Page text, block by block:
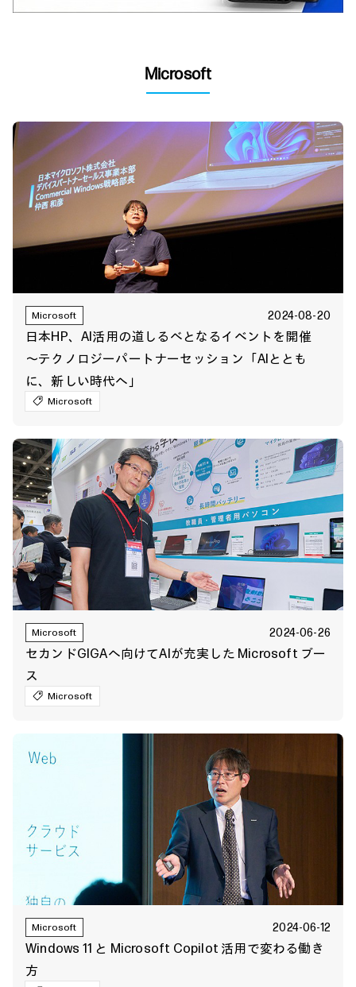
Microsoft
Microsoft 2024-08-20
日本HP、AI活用の道しるべとなるイベントを開催
～テクノロジーパートナーセッション「AIととも
に、新しい時代へ」
Microsoft
Microsoft 2024-06-26
セカンドGIGAへ向けてAIが充実した Microsoft ブー
ス
Microsoft
Microsoft 2024-06-12
Windows 11 と Microsoft Copilot 活用で変わる働き
方